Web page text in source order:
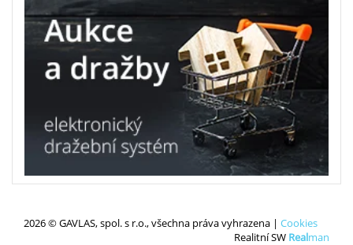
2026 © GAVLAS, spol. s r.o., všechna práva vyhrazena | Cookies
Realitní SW Realman